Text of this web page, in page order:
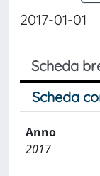
2017-01-01
Scheda
Scheda
Anno
2017